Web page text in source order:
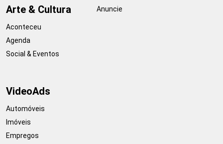
Arte & Cultura
Aconteceu
Agenda
Social & Eventos
Anuncie
VideoAds
Automóveis
Imóveis
Empregos